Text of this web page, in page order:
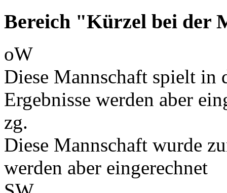
Bereich "Kürzel bei der
oW
Diese Mannschaft spielt in
Ergebnisse werden aber
zg.
Diese Mannschaft wurde
werden aber eingerechnet